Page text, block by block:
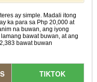
ay simple. Madali itong
ka para sa Php 20,000 at
na buwan, ang iyong
bawat buwan, at ang
bawat buwan
TIKTOK